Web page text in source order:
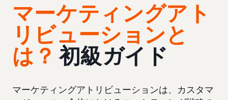
マーケティングアト
リビューションと
は？ 初級ガイド
マーケティングアトリビューションは、カスタマ